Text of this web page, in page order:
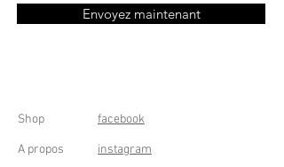
Envoyez maintenant
Shop
A propos
facebook
instagram